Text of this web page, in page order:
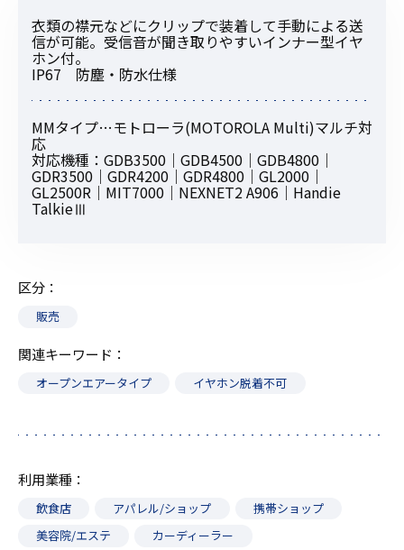
衣類の襟元などにクリップで装着して手動による送
信が可能。受信音が聞き取りやすいインナー型イヤ
ホン付。
IP67 防塵・防水仕様
MMタイプ…モトローラ(MOTOROLA Multi)マルチ対
応
対応機種：GDB3500｜GDB4500｜GDB4800｜
GDR3500｜GDR4200｜GDR4800｜GL2000｜
GL2500R｜MIT7000｜NEXNET2 A906｜Handie
TalkieⅢ
区分
販売
関連キーワード
オープンエアータイプ イヤホン脱着不可
利用業種
飲食店 アパレル/ショップ
携帯ショップ
美容院/エステ
カーディーラー